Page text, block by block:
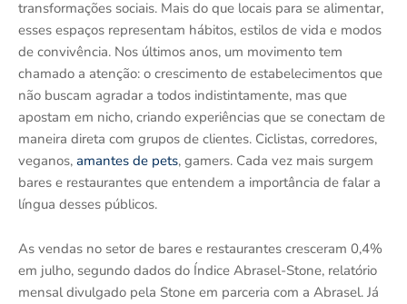
transformações sociais. Mais do que locais para se alimentar,
esses espaços representam hábitos, estilos de vida e modos
de convivência. Nos últimos anos, um movimento tem
chamado a atenção: o crescimento de estabelecimentos que
não buscam agradar a todos indistintamente, mas que
apostam em nicho, criando experiências que se conectam de
maneira direta com grupos de clientes. Ciclistas, corredores,
veganos, amantes de pets, gamers. Cada vez mais surgem
bares e restaurantes que entendem a importância de falar a
língua desses públicos.
As vendas no setor de bares e restaurantes cresceram 0,4%
em julho, segundo dados do Índice Abrasel-Stone, relatório
mensal divulgado pela Stone em parceria com a Abrasel. Já